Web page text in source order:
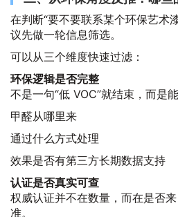
在判断“要不要联系某个环保艺术
议先做一轮信息筛选。
可以从三个维度快速过滤：
环保逻辑是否完整
不是一句“低 VOC”就结束，而是
甲醛从哪里来
通过什么方式处理
效果是否有第三方长期数据支持
认证是否真实可查
权威认证并不在数量，而在是否
准。